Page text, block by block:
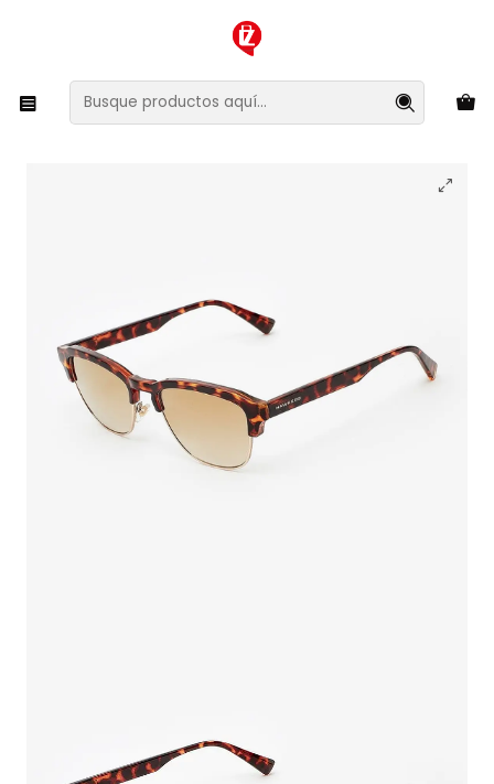
XMAS SALE ¡Compra antes de que la oferta termine!
Lentes y Accesorios Lentes de Sol
Lentes de Sol Hawkers New Classic CLATR05